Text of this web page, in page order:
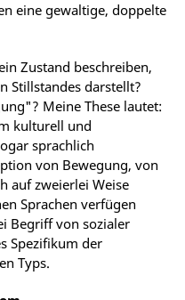
eine gewaltige, doppelte
Zustand beschreiben,
Stillstandes darstellt?
Meine These lautet:
kulturell und
sprachlich
von Bewegung, von
auf zweierlei Weise
Sprachen verfügen
Begriff von sozialer
Spezifikum der
Typs.